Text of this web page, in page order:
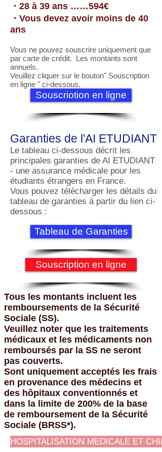
Vous ne pouvez souscrire uniquement que
par carte de crédit. Les montants sont
annuels.
Veuillez cliquer sur le bouton" Souscription
en ligne " ci-dessous.
Souscription en ligne
Souscriotion en ligne
・28 à 39 ans ……594€
・Vous devez avoir moins de 40
ans
Garanties de l'AI ETUDIANT
Le tableau ci-dessous décrit les
principales garanties de AI ETUDIANT
- une assurance médicale pour les
étudiants étrangers en France.
Vous pouvez télécharger les détails du
tableau de garanties à partir du lien ci-
dessous :
Tableau de Garanties
Tous les montants incluent les
remboursements de la Sécurité
Sociale (SS).
Veuillez noter que les traitements
médicaux et les médicaments non
remboursés par la SS ne seront
pas couverts.
Sont uniquement acceptés les frais
en provenance des médecins et
des hôpitaux conventionnés et
dans la limite de 200% de la base
de remboursement de la Sécurité
Sociale (BRSS*).
HOSPITALISATION MEDICALE ET